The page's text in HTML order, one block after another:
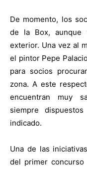
De momento, los
de la Box, aunque
exterior. Una vez al
el pintor Pepe
para socios
zona. A este
encuentran muy
siempre
indicado.
Una de las
del primer concurso